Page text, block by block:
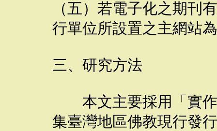
（五）若電子化之期刊
行單位所設置之主網站
三、研究方法
本文主要採用「實作
集臺灣地區佛教現行發